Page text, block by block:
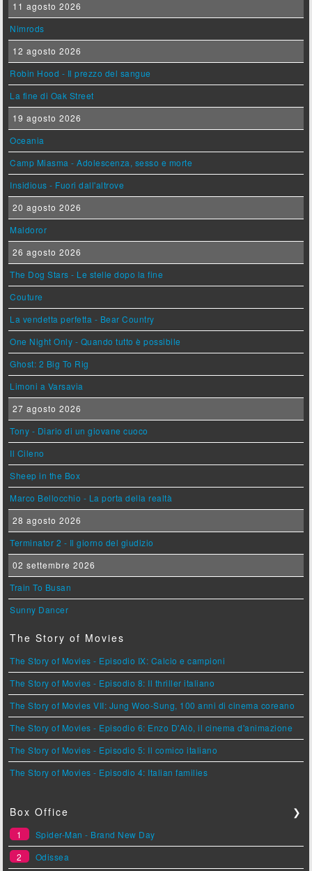
11 agosto 2026
Nimrods
12 agosto 2026
Robin Hood - Il prezzo del sangue
La fine di Oak Street
19 agosto 2026
Oceania
Camp Miasma - Adolescenza, sesso e morte
Insidious - Fuori dall'altrove
20 agosto 2026
Maldoror
26 agosto 2026
The Dog Stars - Le stelle dopo la fine
Couture
La vendetta perfetta - Bear Country
One Night Only - Quando tutto è possibile
Ghost: 2 Big To Rig
Limoni a Varsavia
27 agosto 2026
Tony - Diario di un giovane cuoco
Il Cileno
Sheep in the Box
Marco Bellocchio - La porta della realtà
28 agosto 2026
Terminator 2 - Il giorno del giudizio
02 settembre 2026
Train To Busan
Sunny Dancer
The Story of Movies
The Story of Movies - Episodio IX: Calcio e campioni
The Story of Movies - Episodio 8: Il thriller italiano
The Story of Movies VII: Jung Woo-Sung, 100 anni di cinema coreano
The Story of Movies - Episodio 6: Enzo D'Alò, il cinema d'animazione
The Story of Movies - Episodio 5: Il comico italiano
The Story of Movies - Episodio 4: Italian families
Box Office ❯
1
Spider-Man - Brand New Day
2
Odissea